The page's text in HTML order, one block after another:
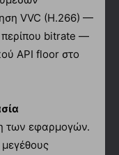
VVC (H.266) —
περίπου bitrate —
API floor στο
των εφαρμογών.